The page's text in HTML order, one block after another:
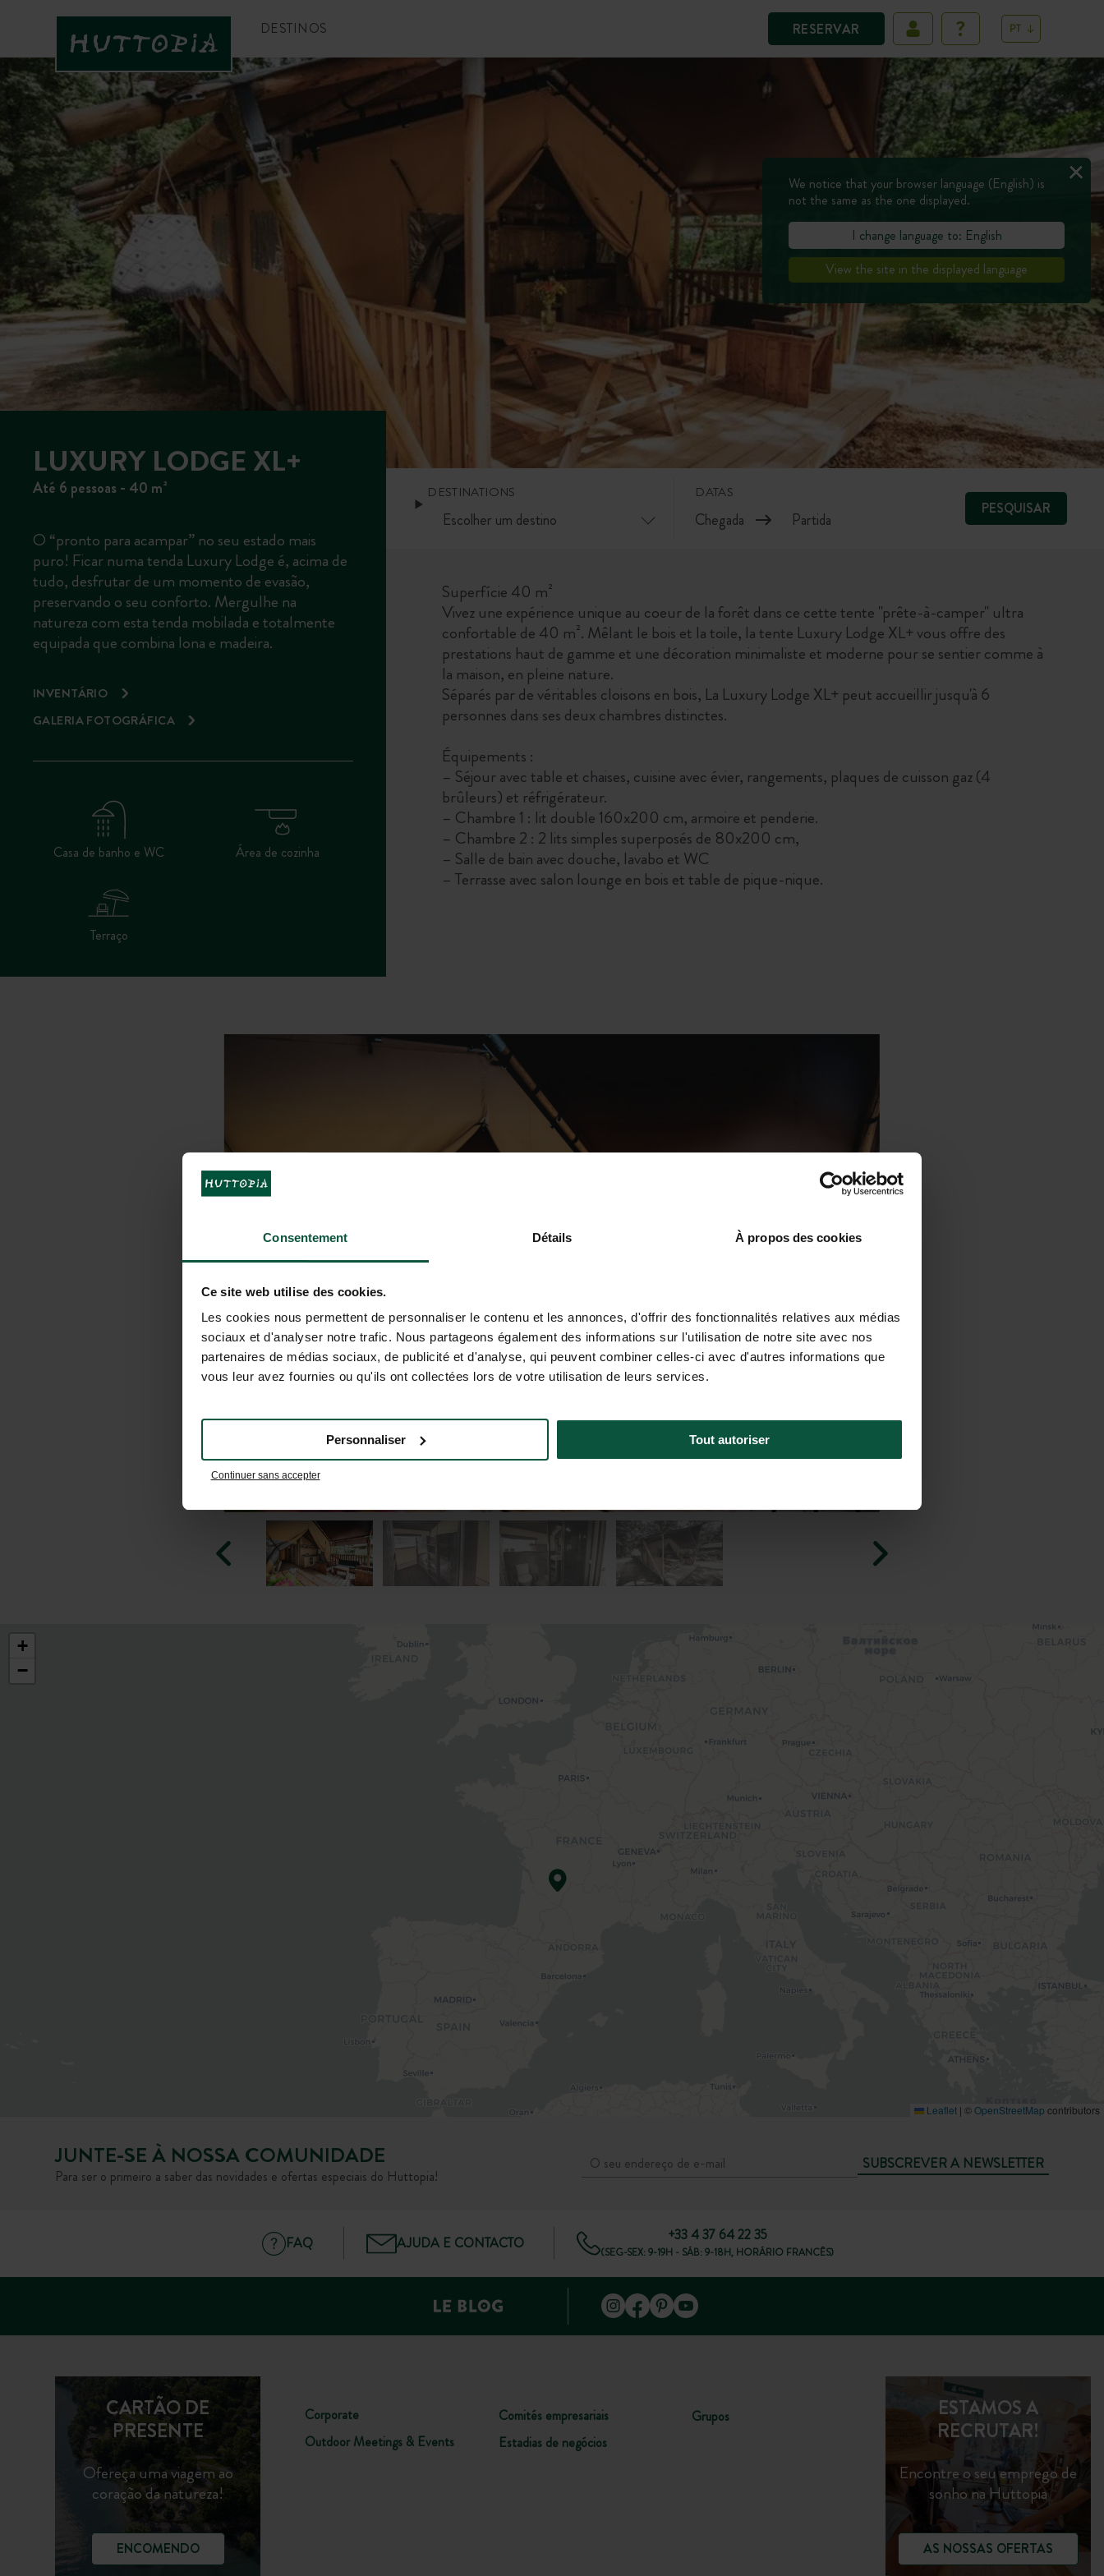
Consentement Détails À propos des cookies
Ce site web utilise des cookies.
Les cookies nous permettent de personnaliser le contenu et les annonces, d'offrir des fonctionnalités relatives aux médias
sociaux et d'analyser notre trafic. Nous partageons également des informations sur l'utilisation de notre site avec nos
partenaires de médias sociaux, de publicité et d'analyse, qui peuvent combiner celles-ci avec d'autres informations que
vous leur avez fournies ou qu'ils ont collectées lors de votre utilisation de leurs services.
Continuer sans accepter
Personnaliser Tout autoriser
RESERVAR
DESTINOS PT
LUXURY LODGE XL+
Até 6 pessoas - 40 m²
O “pronto para acampar” no seu estado mais
puro! Ficar numa tenda Luxury Lodge é, acima de
tudo, desfrutar de um momento de evasão,
preservando o seu conforto. Mergulhe na
natureza com esta tenda mobilada e totalmente
equipada que combina lona e madeira.
INVENTÁRIO
GALERIA FOTOGRÁFICA
Casa de banho e WC Área de cozinha
Terraço
DESTINATIONS DATAS
PESQUISAR
Superfície 40 m²
Vivez une expérience unique au coeur de la forêt dans ce cette tente "prête-à-camper" ultra
confortable de 40 m². Mêlant le bois et la toile, la tente Luxury Lodge XL+ vous offre des
prestations haut de gamme et une décoration minimaliste et moderne pour se sentier comme à
la maison, en pleine nature.
Séparés par de véritables cloisons en bois, La Luxury Lodge XL+ peut accueillir jusqu'à 6
personnes dans ses deux chambres distinctes.
Équipements :
– Séjour avec table et chaises, cuisine avec évier, rangements, plaques de cuisson gaz (4
brûleurs) et réfrigérateur.
– Chambre 1 : lit double 160x200 cm, armoire et penderie.
– Chambre 2 : 2 lits simples superposés de 80x200 cm,
– Salle de bain avec douche, lavabo et WC
– Terrasse avec salon lounge en bois et table de pique-nique.
+
−
Leaflet | ©OpenStreetMap contributors
We notice that your browser language (English) is
not the same as the one displayed.
I change language to: English
View the site in the displayed language
JUNTE-SE À NOSSA COMUNIDADE
Para ser o primeiro a saber das novidades e ofertas especiais do Huttopia!
SUBSCREVER A NEWSLETTER
FAQ AJUDA E CONTACTO +33 4 37 64 22 35
(SEG-SEX: 9-19H - SÁB: 9-18H, HORÁRIO FRANCÊS)
CARTÃO DE
PRESENTE
Ofereça uma viagem ao
coração da natureza!
ENCOMENDO
Corporate
Outdoor Meetings & Events
Comités empresariais
Estadias de negócios
Grupos
ESTAMOS A
RECRUTAR!
Encontre o seu emprego de
sonho na Huttopia
AS NOSSAS OFERTAS